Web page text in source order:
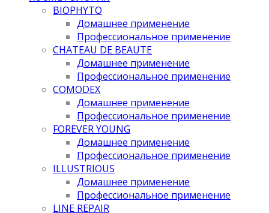
BIOPHYTO
Домашнее применение
Профессиональное применение
CHATEAU DE BEAUTE
Домашнее применение
Профессиональное применение
COMODEX
Домашнее применение
Профессиональное применение
FOREVER YOUNG
Домашнее применение
Профессиональное применение
ILLUSTRIOUS
Домашнее применение
Профессиональное применение
LINE REPAIR